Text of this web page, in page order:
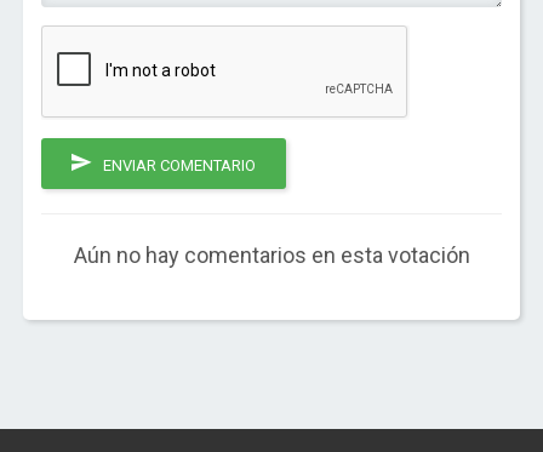
ENVIAR COMENTARIO
Aún no hay comentarios en esta votación